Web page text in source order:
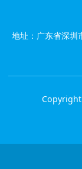
地址：广东省深圳